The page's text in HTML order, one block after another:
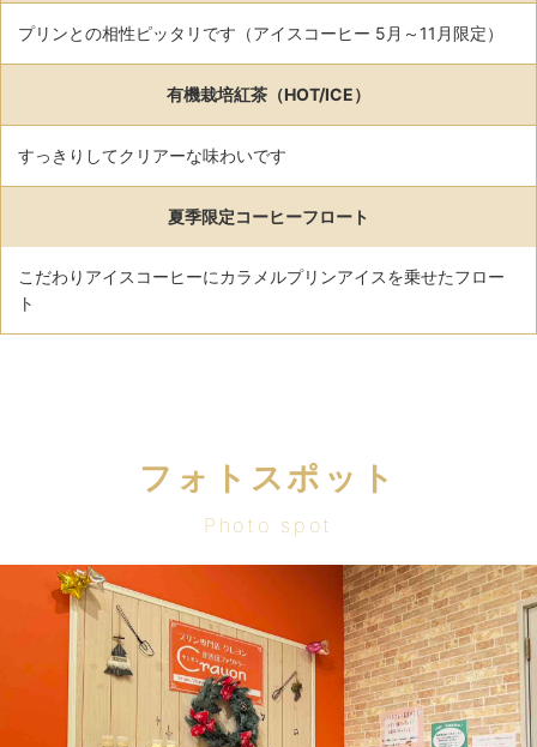
プリンとの相性ピッタリです（アイスコーヒー 5月～11月限定）
有機栽培紅茶（HOT/ICE）
すっきりしてクリアーな味わいです
夏季限定コーヒーフロート
こだわりアイスコーヒーにカラメルプリンアイスを乗せたフロー
ト
フォトスポット
Photo spot